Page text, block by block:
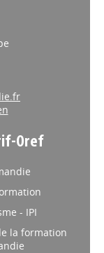
Oref
- IPI
la formation